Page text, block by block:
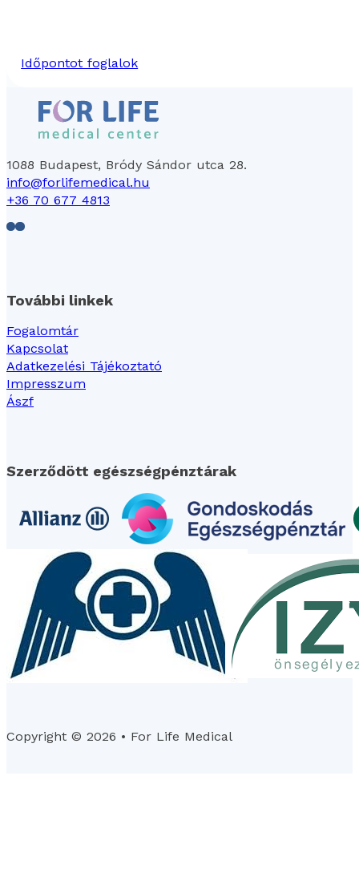
Időpontot foglalok
1088 Budapest, Bródy Sándor utca 28.
info@forlifemedical.hu
+36 70 677 4813
Follow us on Facebook
Follow us on LinkedIn
További linkek
Fogalomtár
Kapcsolat
Adatkezelési Tájékoztató
Impresszum
Ászf
Szerződött egészségpénztárak
Copyright © 2026 • For Life Medical